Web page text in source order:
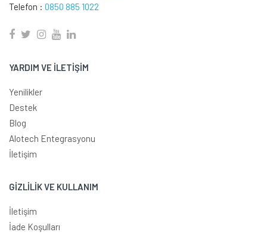
Telefon : 0850 885 1022
YARDIM VE İLETİŞİM
Yenilikler
Destek
Blog
Alotech Entegrasyonu
İletişim
GİZLİLİK VE KULLANIM
İletişim
İade Koşulları